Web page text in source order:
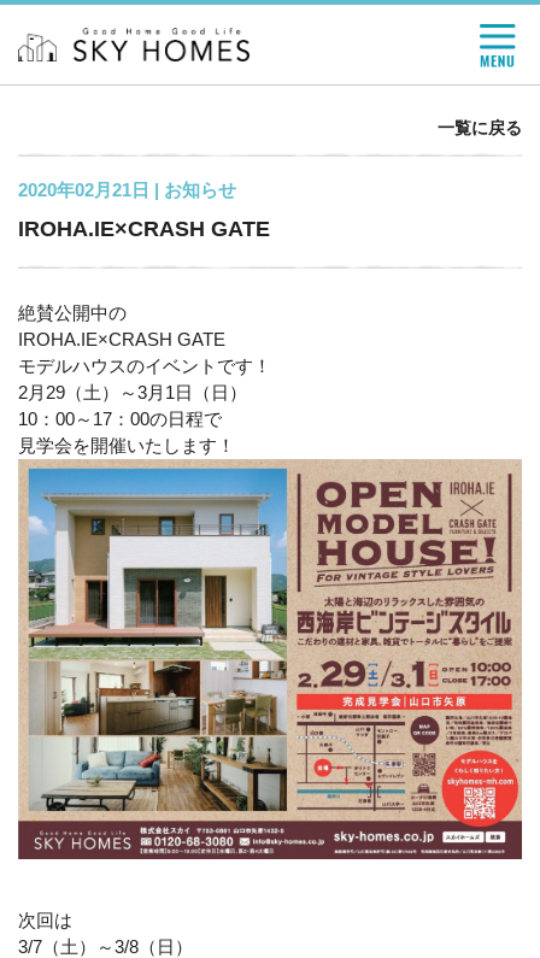
一覧に戻る
2020年02月21日 | お知らせ
IROHA.IE×CRASH GATE
絶賛公開中の
IROHA.IE×CRASH GATE
モデルハウスのイベントです！
2月29（土）～3月1日（日）
10：00～17：00の日程で
見学会を開催いたします！
次回は
3/7（土）～3/8（日）